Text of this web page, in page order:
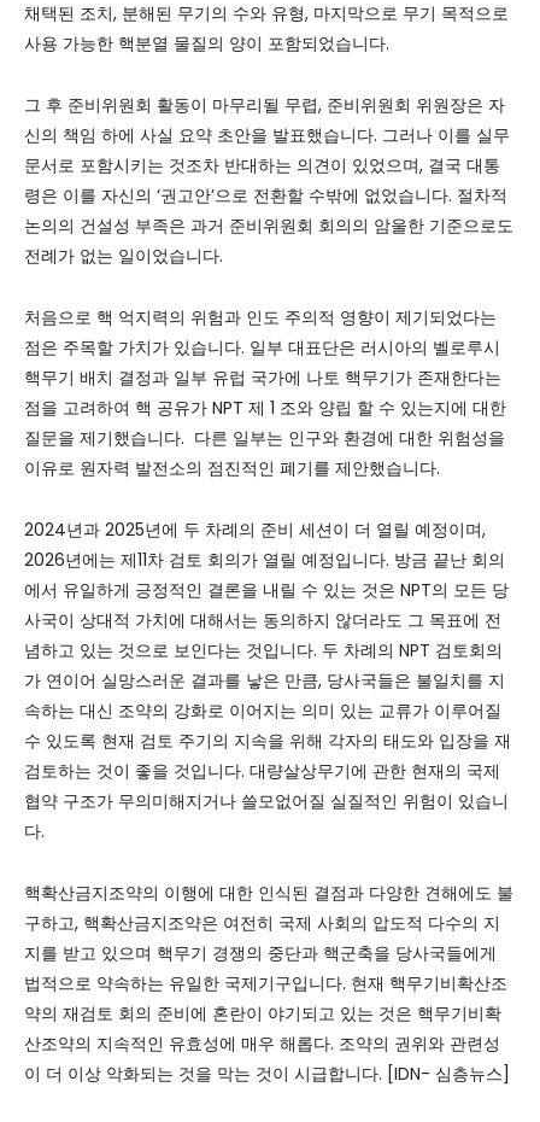
채택된 조치, 분해된 무기의 수와 유형, 마지막으로 무기 목적으로
사용 가능한 핵분열 물질의 양이 포함되었습니다.
그 후 준비위원회 활동이 마무리될 무렵, 준비위원회 위원장은 자
신의 책임 하에 사실 요약 초안을 발표했습니다. 그러나 이를 실무
문서로 포함시키는 것조차 반대하는 의견이 있었으며, 결국 대통
령은 이를 자신의 ‘권고안’으로 전환할 수밖에 없었습니다. 절차적
논의의 건설성 부족은 과거 준비위원회 회의의 암울한 기준으로도
전례가 없는 일이었습니다.
처음으로 핵 억지력의 위험과 인도 주의적 영향이 제기되었다는
점은 주목할 가치가 있습니다. 일부 대표단은 러시아의 벨로루시
핵무기 배치 결정과 일부 유럽 국가에 나토 핵무기가 존재한다는
점을 고려하여 핵 공유가 NPT 제 1 조와 양립 할 수 있는지에 대한
질문을 제기했습니다. 다른 일부는 인구와 환경에 대한 위험성을
이유로 원자력 발전소의 점진적인 폐기를 제안했습니다.
2024년과 2025년에 두 차례의 준비 세션이 더 열릴 예정이며,
2026년에는 제11차 검토 회의가 열릴 예정입니다. 방금 끝난 회의
에서 유일하게 긍정적인 결론을 내릴 수 있는 것은 NPT의 모든 당
사국이 상대적 가치에 대해서는 동의하지 않더라도 그 목표에 전
념하고 있는 것으로 보인다는 것입니다. 두 차례의 NPT 검토회의
가 연이어 실망스러운 결과를 낳은 만큼, 당사국들은 불일치를 지
속하는 대신 조약의 강화로 이어지는 의미 있는 교류가 이루어질
수 있도록 현재 검토 주기의 지속을 위해 각자의 태도와 입장을 재
검토하는 것이 좋을 것입니다. 대량살상무기에 관한 현재의 국제
협약 구조가 무의미해지거나 쓸모없어질 실질적인 위험이 있습니
다.
핵확산금지조약의 이행에 대한 인식된 결점과 다양한 견해에도 불
구하고, 핵확산금지조약은 여전히 국제 사회의 압도적 다수의 지
지를 받고 있으며 핵무기 경쟁의 중단과 핵군축을 당사국들에게
법적으로 약속하는 유일한 국제기구입니다. 현재 핵무기비확산조
약의 재검토 회의 준비에 혼란이 야기되고 있는 것은 핵무기비확
산조약의 지속적인 유효성에 매우 해롭다. 조약의 권위와 관련성
이 더 이상 악화되는 것을 막는 것이 시급합니다. [IDN- 심층뉴스]